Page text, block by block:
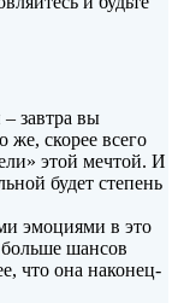
завтра вы
же, скорее всего
этой мечтой. И
будет степень
эмоциями в это
шансов
что она наконец-